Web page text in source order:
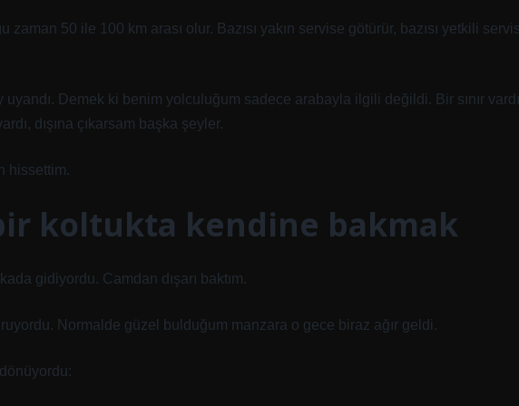
50 ile 100 km arası olur. Bazısı yakın servise götürür, bazısı yetkili
Demek ki benim yolculuğum sadece arabayla ilgili değildi. Bir sınır
dışına çıkarsam başka şeyler.
hissettim.
koltukta kendine bakmak
gidiyordu. Camdan dışarı baktım.
Normalde güzel bulduğum manzara o gece biraz ağır geldi.